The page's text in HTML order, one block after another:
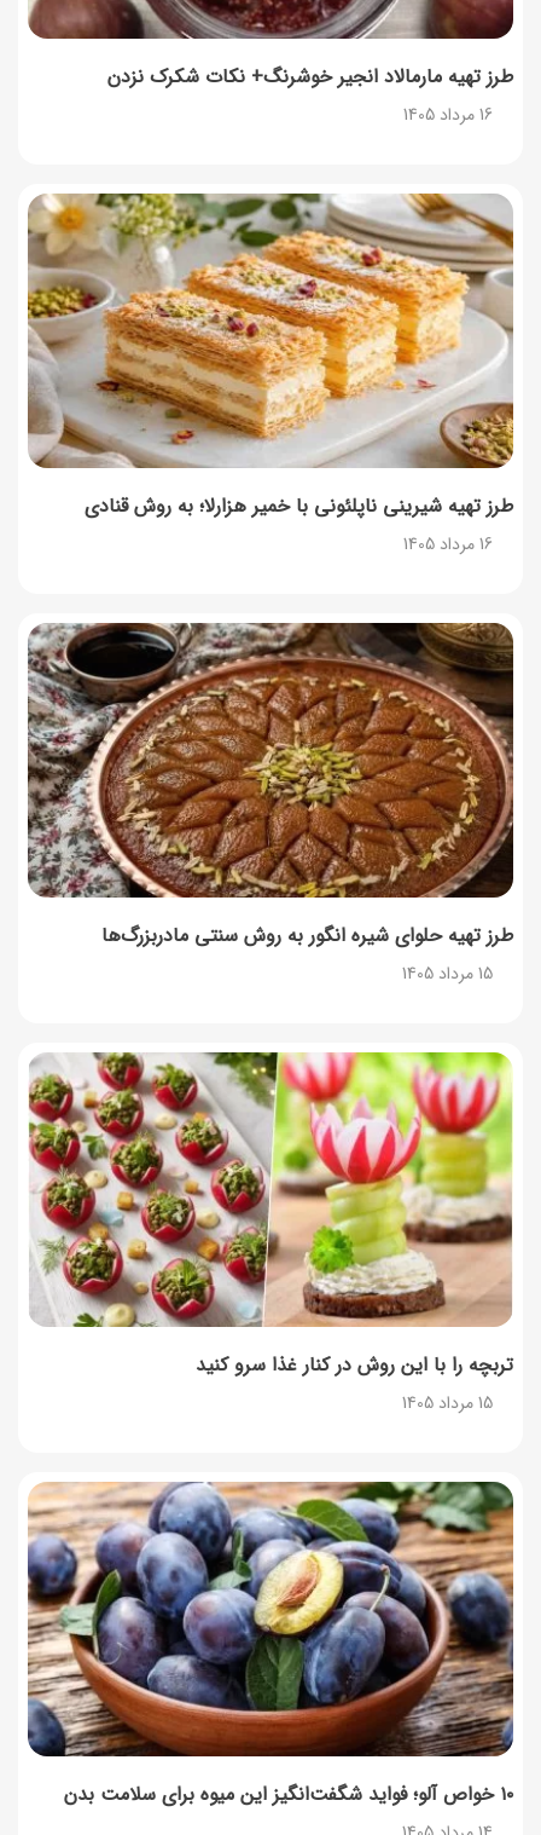
طرز تهیه مارمالاد انجیر خوشرنگ+ نکات شکرک نزدن
16 مرداد 1405
طرز تهیه شیرینی ناپلئونی با خمیر هزارلا؛ به روش قنادی
16 مرداد 1405
طرز تهیه حلوای شیره انگور به روش سنتی مادربزرگ‌ها
15 مرداد 1405
تربچه را با این روش در کنار غذا سرو کنید
15 مرداد 1405
۱۰ خواص آلو؛ فواید شگفت‌انگیز این میوه برای سلامت بدن
طرز تهیه آلبالو شور خانگی؛ خوش‌رنگ و بدون کپک
14 مرداد 1405
۳۵ لیست غذاهای جدید و متفاوت؛ برای ناهار و مهمانی
14 مرداد 1405
طرز تهیه پش ملبا (پیچ ملبا)؛ دسر کلاسیک هلو و بستنی
13 مرداد 1405